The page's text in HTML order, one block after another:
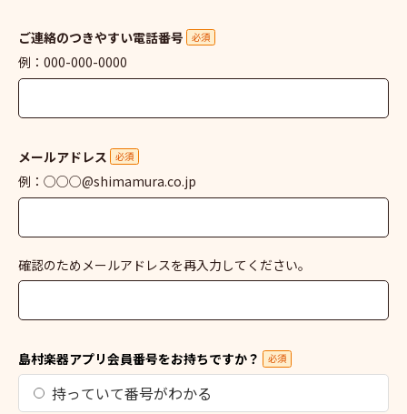
ご連絡のつきやすい電話番号 必須
例：000-000-0000
メールアドレス 必須
例：○○○@shimamura.co.jp
確認のためメールアドレスを再入力してください。
島村楽器アプリ会員番号をお持ちですか？ 必須
持っていて番号がわかる